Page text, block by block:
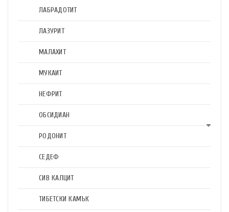
ЛАБРАДОТИТ
ЛАЗУРИТ
МАЛАХИТ
МУКАИТ
НЕФРИТ
ОБСИДИАН
РОДОНИТ
СЕДЕФ
СИВ КАЛЦИТ
ТИБЕТСКИ КАМЪК